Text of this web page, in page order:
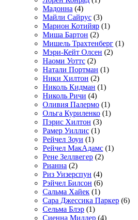
Мадонна (4)
Майли Сайрус (3)
Марион Котийяр (1)
Миша Бартон (2)
Мишель Трахтенберг (1)
Мэри-Кейт Олсен (2)
Наоми Уоттс (2)
Натали Портман (1)
Ники Хилтон (2)
Николь Кидман (1)
Николь Ричи (4)
Оливия Палермо (1)
Ольга Куриленко (1)
Пэрис Хилтон (3)
Рамер Уиллис (1)
Рейчел Зоуи (1)
Рейчел МакАдамс (1)
Рене Зеллвегер (2)
Рианна (2)
Риз Уизерспун (4)
Рэйчел Билсон (6)
Сальма Хайек (1)
Сара Джессика Паркер (6)
Сельма Блэр (1)
Сиенна Миллер (4)